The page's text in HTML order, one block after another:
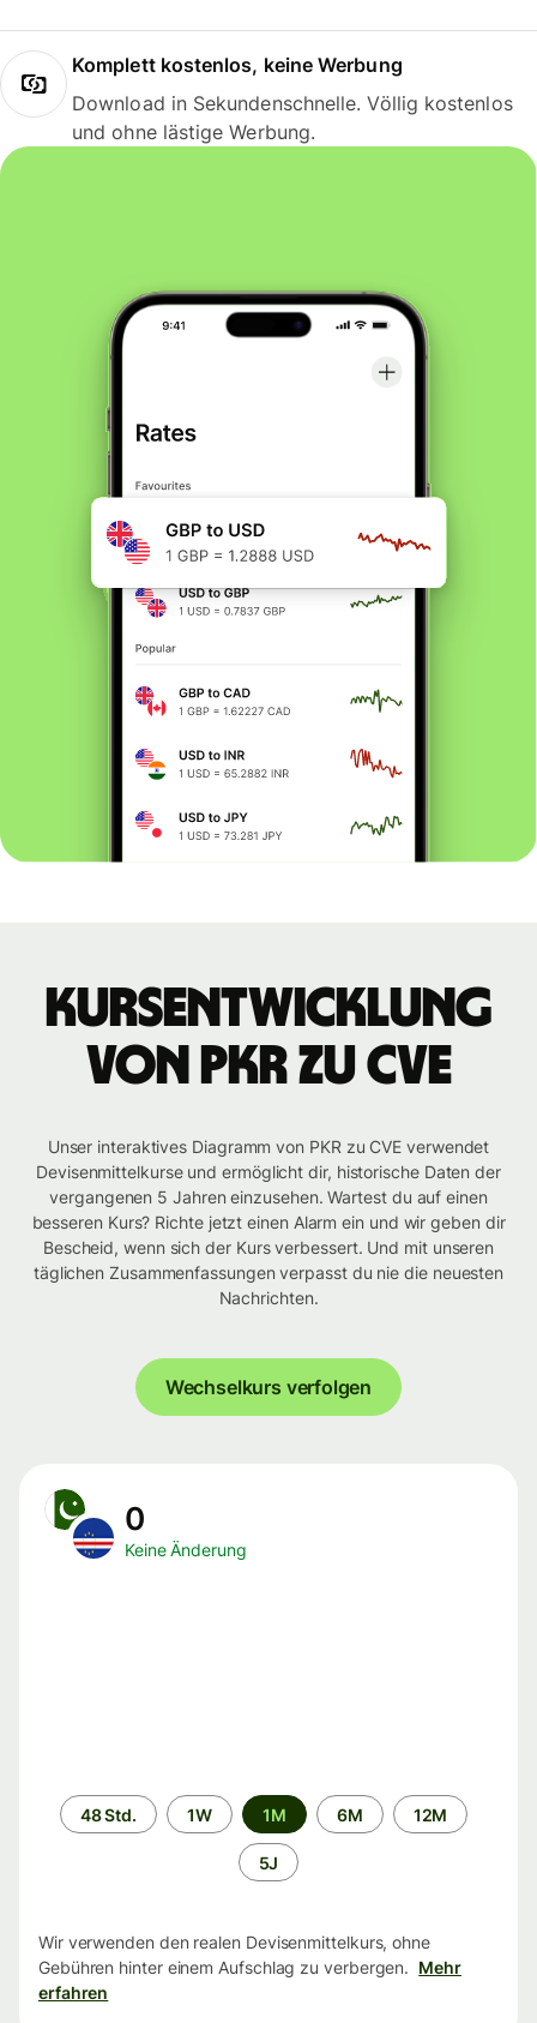
Komplett kostenlos, keine Werbung
Download in Sekundenschnelle. Völlig kostenlos
und ohne lästige Werbung.
Kursentwicklung
von PKR zu CVE
Unser interaktives Diagramm von PKR zu CVE verwendet
Devisenmittelkurse und ermöglicht dir, historische Daten der
vergangenen 5 Jahren einzusehen. Wartest du auf einen
besseren Kurs? Richte jetzt einen Alarm ein und wir geben dir
Bescheid, wenn sich der Kurs verbessert. Und mit unseren
täglichen Zusammenfassungen verpasst du nie die neuesten
Nachrichten.
Wechselkurs verfolgen
0
Keine Änderung
Zeitraum
48 Std. 1W 1M 6M 12M
5J
Wir verwenden den realen Devisenmittelkurs, ohne
Gebühren hinter einem Aufschlag zu verbergen. Mehr
erfahren